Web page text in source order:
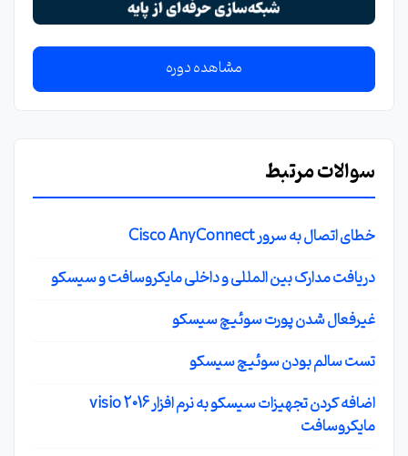
مشاهده دوره
سوالات مرتبط
خطای اتصال به سرور Cisco AnyConnect
دریافت مدارک بین المللی و داخلی مایکروسافت و سیسکو
غیرفعال شدن پورت سوئیچ سیسکو
تست سالم بودن سوئیچ سیسکو
اضافه کردن تجهیزات سیسکو به نرم افزار visio 2016
مایکروسافت